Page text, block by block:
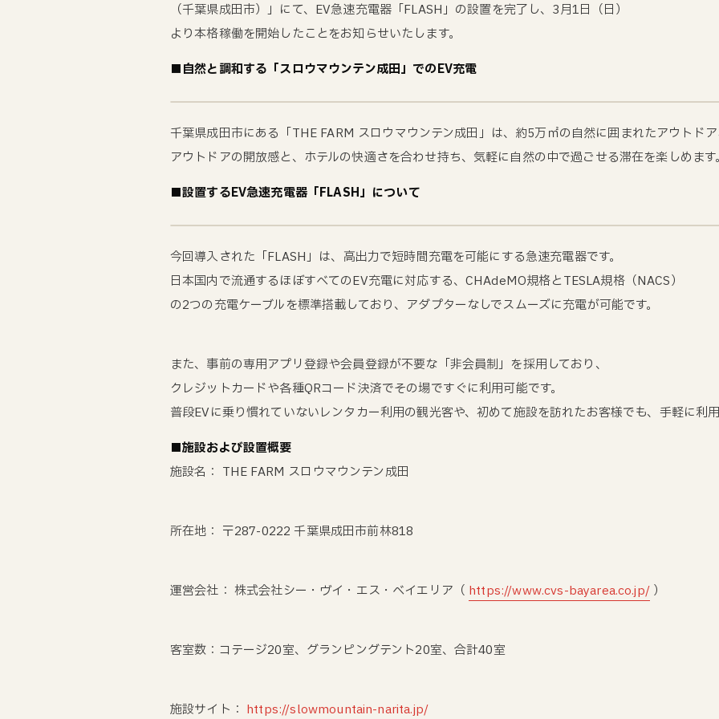
（千葉県成田市）」にて、EV急速充電器「FLASH」の設置を完了し、3月1日（日）
より本格稼働を開始したことをお知らせいたします。
■自然と調和する「スロウマウンテン成田」でのEV充電
千葉県成田市にある「THE FARM スロウマウンテン成田」は、約5万㎡の自然に囲まれたアウトドア
アウトドアの開放感と、ホテルの快適さを合わせ持ち、気軽に自然の中で過ごせる滞在を楽しめます。
■設置するEV急速充電器「FLASH」について
今回導入された「FLASH」は、高出力で短時間充電を可能にする急速充電器です。
日本国内で流通するほぼすべてのEV充電に対応する、CHAdeMO規格とTESLA規格（NACS）
の2つの充電ケーブルを標準搭載しており、アダプターなしでスムーズに充電が可能です。
また、事前の専用アプリ登録や会員登録が不要な「非会員制」を採用しており、
クレジットカードや各種QRコード決済でその場ですぐに利用可能です。
普段EVに乗り慣れていないレンタカー利用の観光客や、初めて施設を訪れたお客様でも、手軽に利
■施設および設置概要
施設名： THE FARM スロウマウンテン成田
所在地： 〒287-0222 千葉県成田市前林818
運営会社： 株式会社シー・ヴイ・エス・ベイエリア（ https://www.cvs-bayarea.co.jp/）
客室数：コテージ20室、グランピングテント20室、合計40室
施設サイト： https://slowmountain-narita.jp/